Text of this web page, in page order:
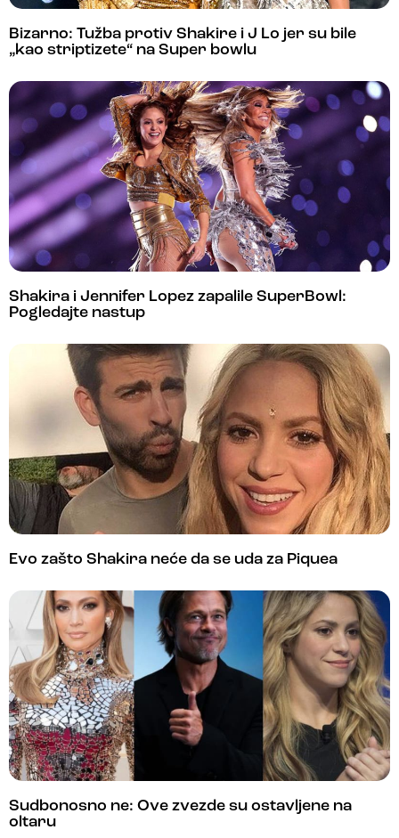
Bizarno: Tužba protiv Shakire i J Lo jer su bile
„kao striptizete“ na Super bowlu
Shakira i Jennifer Lopez zapalile SuperBowl:
Pogledajte nastup
Evo zašto Shakira neće da se uda za Piquea
Sudbonosno ne: Ove zvezde su ostavljene na
oltaru